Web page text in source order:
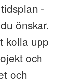
-
önskar.
kolla upp
och
och